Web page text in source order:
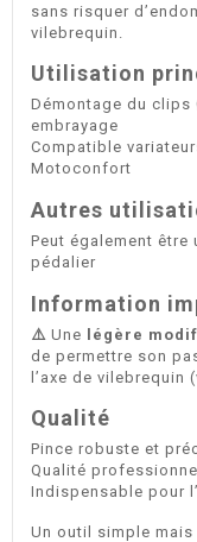
sans risquer
vilebrequin.
Utilisation
Démontage du clips
embrayage
Compatible
Motoconfort
Autres
Peut également être
pédalier
Information
⚠️ Une légère
de permettre son
l’axe de vilebrequin
Qualité
Pince robuste et
Qualité
Indispensable pour
Un outil simple